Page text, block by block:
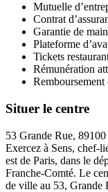
Mutuelle
Contrat
Garantie de
Plateforme
Tickets
Rémunération
Situer le centre
53 Grande Rue,
Exercez à Sens, chef-
est de Paris, dans le
Franche-Comté. Le
de ville au 53, Grande